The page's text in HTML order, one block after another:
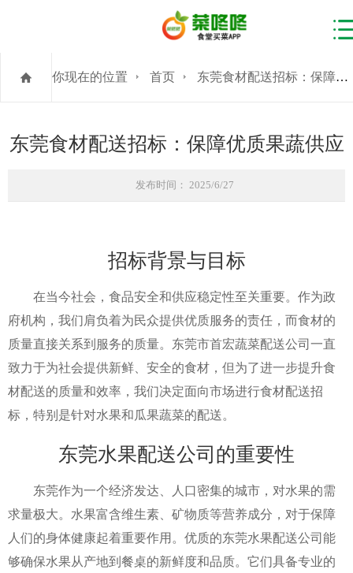
你现在的位置 首页 东莞食材配送招标：保障优质果蔬供应
东莞食材配送招标：保障优质果蔬供应
发布时间： 2025/6/27
招标背景与目标
在当今社会，食品安全和供应稳定性至关重要。作为政
府机构，我们肩负着为民众提供优质服务的责任，而食材的
质量直接关系到服务的质量。东莞市首宏蔬菜配送公司一直
致力于为社会提供新鲜、安全的食材，但为了进一步提升食
材配送的质量和效率，我们决定面向市场进行食材配送招
标，特别是针对水果和瓜果蔬菜的配送。
东莞水果配送公司的重要性
东莞作为一个经济发达、人口密集的城市，对水果的需
求量极大。水果富含维生素、矿物质等营养成分，对于保障
人们的身体健康起着重要作用。优质的东莞水果配送公司能
够确保水果从产地到餐桌的新鲜度和品质。它们具备专业的